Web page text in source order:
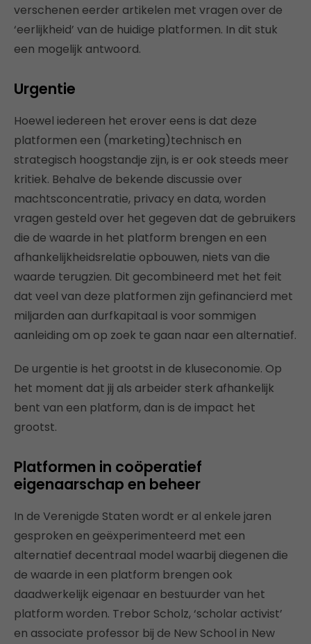
verschenen eerder artikelen met vragen over de
‘eerlijkheid’ van de huidige platformen. In dit stuk
een mogelijk antwoord.
Urgentie
Hoewel iedereen het erover eens is dat deze
platformen een (marketing)technisch en
strategisch hoogstandje zijn, is er ook steeds meer
kritiek. Behalve de bekende discussie over
machtsconcentratie, privacy en data, worden
vragen gesteld over het gegeven dat de gebruikers
die de waarde in het platform brengen en een
afhankelijkheidsrelatie opbouwen, niets van die
waarde terugzien. Dit gecombineerd met het feit
dat veel van deze platformen zijn gefinancierd met
miljarden aan durfkapitaal is voor sommigen
aanleiding om op zoek te gaan naar een alternatief.
De urgentie is het grootst in de kluseconomie. Op
het moment dat jij als arbeider sterk afhankelijk
bent van een platform, dan is de impact het
grootst.
Platformen in coöperatief
eigenaarschap en beheer
In de Verenigde Staten wordt er al enkele jaren
gesproken en geëxperimenteerd met een
alternatief decentraal model waarbij diegenen die
de waarde in een platform brengen ook
daadwerkelijk eigenaar en bestuurder van het
platform worden. Trebor Scholz, ‘scholar activist’
en associate professor bij de New School in New